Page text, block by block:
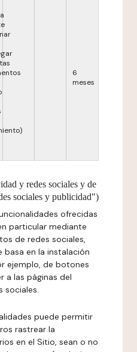
6
meses
y redes sociales y de
sociales y publicidad")
ofrecidas
particular mediante
de redes sociales,
en la instalación
ejemplo, de botones
a las páginas del
sociales.
puede permitir
rastrear la
en el Sitio, sean o no